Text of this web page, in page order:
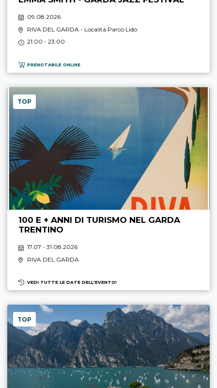
09.08 2026
RIVA DEL GARDA - Località Parco Lido
21:00 - 23:00
PRENOTABILE ONLINE
TOP
100 E + ANNI DI TURISMO NEL GARDA
TRENTINO
17.07 - 31.08.2026
RIVA DEL GARDA
VEDI TUTTE LE DATE DELL'EVENTO!
TOP